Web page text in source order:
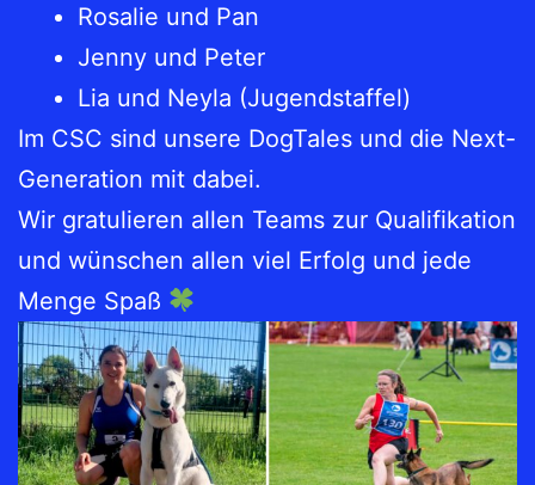
Rosalie und Pan
Jenny und Peter
Lia und Neyla (Jugendstaffel)
Im CSC sind unsere DogTales und die Next-
Generation mit dabei.
Wir gratulieren allen Teams zur Qualifikation
und wünschen allen viel Erfolg und jede
Menge Spaß